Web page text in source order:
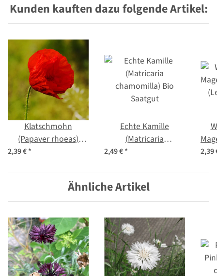
Kunden kauften dazu folgende Artikel:
Klatschmohn
(Papaver rhoeas)
2,39 €*
Echte Kamille
(Matricaria
chamomilla) Bio
2,49 €* 2,39
Ähnliche Artikel